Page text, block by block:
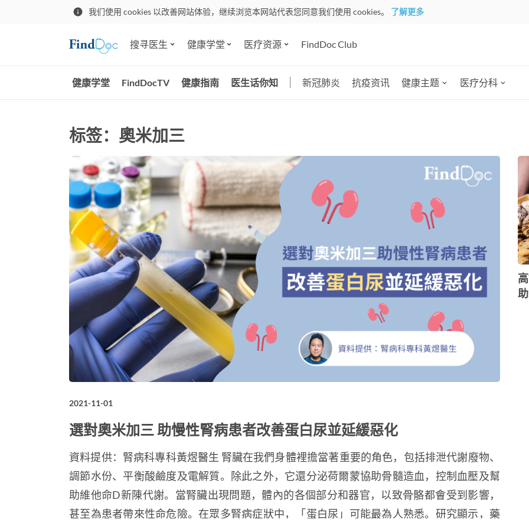
我们使用 cookies 以改善网站体验，继续浏览本网站代表您同意我们使用 cookies。 了解更多
搜寻医生 健康学堂 医疗资源 FindDoc Club
健康学堂 FindDocTV 健康指南 医生话你知 新冠肺炎 抗疫资讯 健康主题 医疗分科
标签：奧米加三
2021-11-01
選對奧米加三 助慢性腎病患者改善蛋白尿並延緩惡化
資料提供：腎病科專科黃煜醫生 腎臟在我們身體裡擔當著重要的角色，包括排泄代謝廢物、
調節水份、平衡酸鹼度及電解質。除此之外，它還分泌荷爾蒙協助骨髓造血，控制血壓及幫
助維他命D新陳代謝。當腎臟出現問題，體內的各個部分和器官，以致骨骼都會受到影響，
甚至為患者帶來性命危險。在眾多腎病症狀中，「蛋白尿」可能最為人熟悉。研究顯示，藥